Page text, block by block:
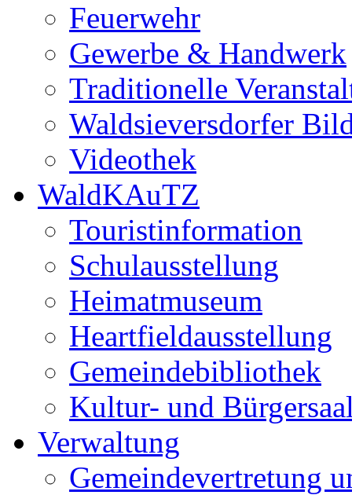
Feuerwehr
Gewerbe & Handwerk
Traditionelle
Waldsieversdorfer
Videothek
WaldKAuTZ
Touristinformation
Schulausstellung
Heimatmuseum
Heartfieldausstellung
Gemeindebibliothek
Kultur- und
Verwaltung
Gemeindevertretung